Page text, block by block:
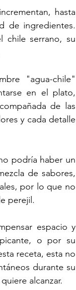
hasta
de ingredientes.
chile serrano, su
"agua-chile"
en el plato,
de las
y cada detalle
podría haber un
de sabores,
por lo que no
perejil.
espacio y
o por su
receta, esta no
durante su
alcanzar.